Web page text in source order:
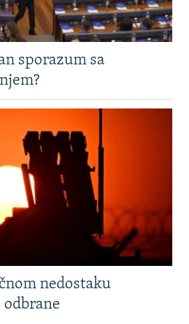
sporazum sa
nedostaku